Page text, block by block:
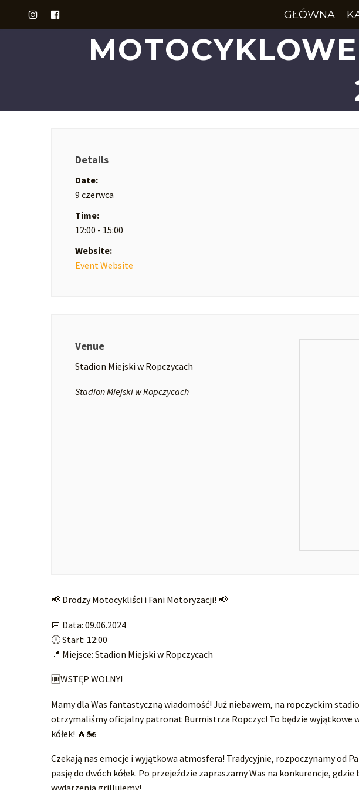
GŁÓWNA
Details
Date:
9 czerwca
Time:
12:00 - 15:00
Website:
Event Website
Venue
Stadion Miejski w Ropczycach
Stadion Miejski w Ropczycach
📢 Drodzy Motocykliści i Fani Motoryzacji! 📢
📅 Data: 09.06.2024
🕛 Start: 12:00
📍 Miejsce: Stadion Miejski w Ropczycach
🆓WSTĘP WOLNY!
Mamy dla Was fantastyczną wiadomość! Już niebawem, na ropczyckim
otrzymaliśmy oficjalny patronat Burmistrza Ropczyc! To będzie wyjątkowe
kółek! 🔥🏍️
Czekają nas emocje i wyjątkowa atmosfera! Tradycyjnie, rozpoczynamy od
pasję do dwóch kółek. Po przejeździe zapraszamy Was na konkurencje,